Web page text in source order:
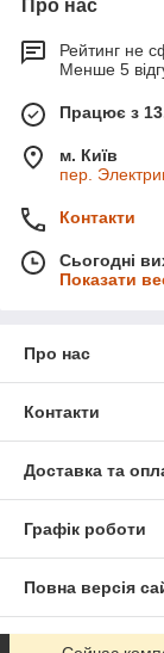
Про нас
Рейтинг не
Менше 5
Працює з
м. Київ
пер.
Контакти
Сьогодні
Показати
Про нас
Контакти
Доставка та
Графік роботи
Повна версія
Сайт створено